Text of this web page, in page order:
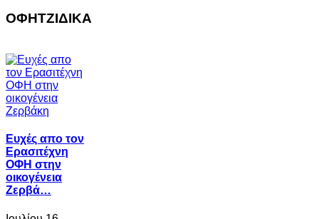
ΟΦΗΤΖΙΔΙΚΑ
Ευχές απο τον
Ερασιτέχνη
ΟΦΗ στην
οικογένεια
Ζερβά…